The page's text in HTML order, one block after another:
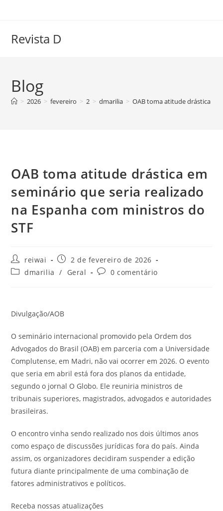
conteúdo
Revista D
Blog
> 2026 > fevereiro > 2 > dmarilia > OAB toma atitude drástica
OAB toma atitude drástica em
seminário que seria realizado
na Espanha com ministros do
STF
Autor
do
post:
reiwai
Post
publicado:
2 de fevereiro de 2026
Categoria
dmarilia / Geral
Comentários
0 comentário
Divulgação/AOB
O seminário internacional promovido pela Ordem dos
Advogados do Brasil (OAB) em parceria com a Universidade
Complutense, em Madri, não vai ocorrer em 2026. O evento
que seria em abril está fora dos planos da entidade,
segundo o jornal O Globo. Ele reuniria ministros de
tribunais superiores, magistrados, advogados e autoridades
brasileiras.
O encontro vinha sendo realizado nos dois últimos anos
como espaço de discussões jurídicas fora do país. Ainda
assim, os organizadores decidiram suspender a edição
futura diante principalmente de uma combinação de
fatores administrativos e políticos.
Receba nossas atualizações